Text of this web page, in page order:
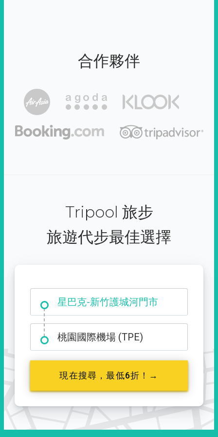
合作夥伴
Tripool 旅步
旅遊代步最佳選擇
星巴克-新竹護城河門市
大霸尖山登山口
桃園國際機場 (TPE)
現在搜尋，最低6折！→